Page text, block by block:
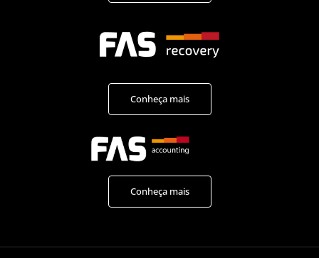
Conheça mais
Conheça mais